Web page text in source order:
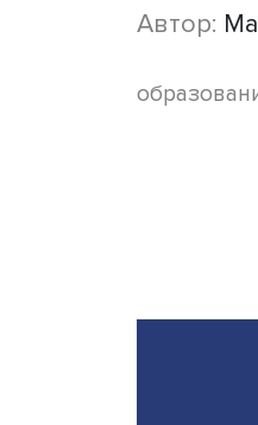
ему
но и